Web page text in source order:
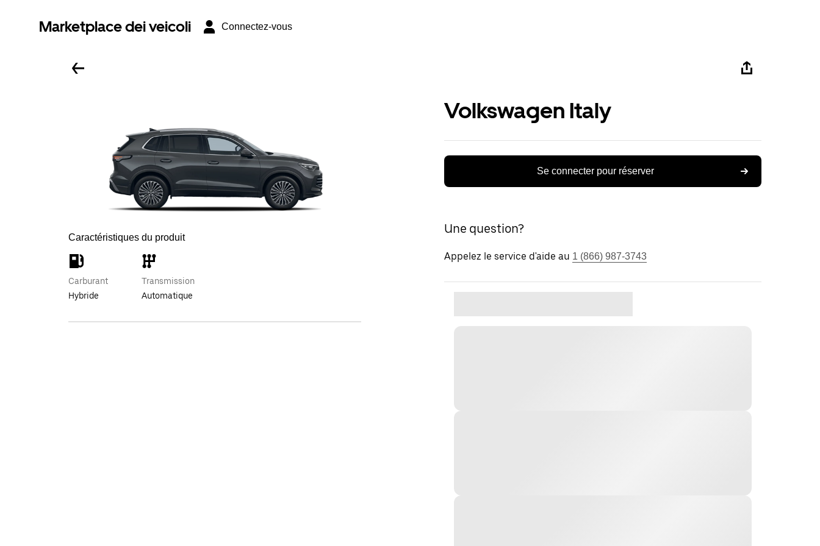
Marketplace dei veicoli Connectez-vous
Caractéristiques du produit
Carburant
Hybride
Transmission
Automatique
Volkswagen Italy
Se connecter pour réserver
Une question?
Appelez le service d'aide au 1 (866) 987-3743